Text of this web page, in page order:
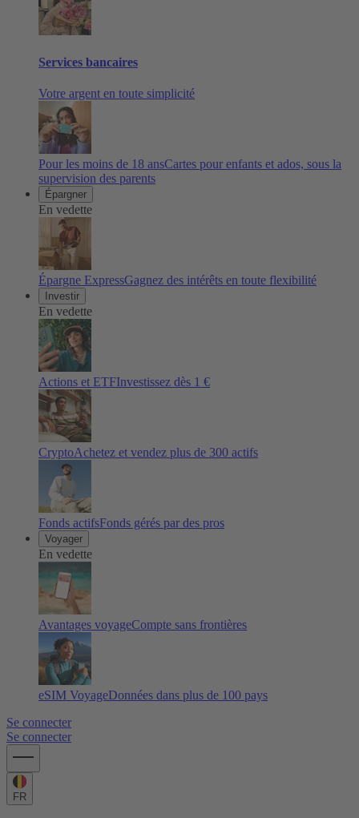
Services bancaires
Votre argent en toute simplicité
Pour les moins de 18 ansCartes pour enfants et ados, sous la
supervision des parents
Épargner
En vedette
Épargne ExpressGagnez des intérêts en toute flexibilité
Investir
En vedette
Actions et ETFInvestissez dès 1 €
CryptoAchetez et vendez plus de 300 actifs
Fonds actifsFonds gérés par des pros
Voyager
En vedette
Avantages voyageCompte sans frontières
eSIM VoyageDonnées dans plus de 100 pays
Se connecter
Se connecter
FR